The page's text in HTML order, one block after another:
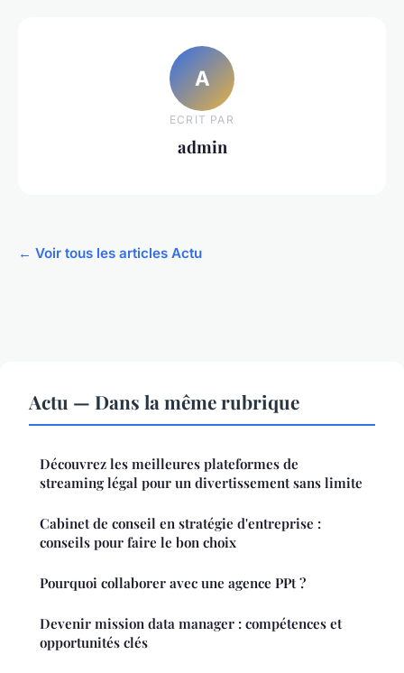
A
ECRIT PAR
admin
← Voir tous les articles Actu
Actu — Dans la même rubrique
Découvrez les meilleures plateformes de
streaming légal pour un divertissement sans limite
Cabinet de conseil en stratégie d'entreprise :
conseils pour faire le bon choix
Pourquoi collaborer avec une agence PPt ?
Devenir mission data manager : compétences et
opportunités clés